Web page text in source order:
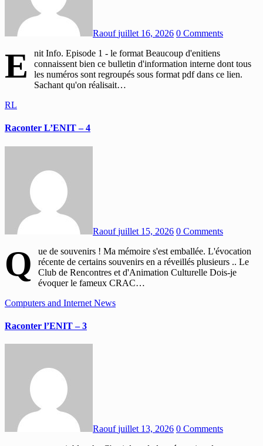
Raoufjuillet 16, 2026 0 Comments
E
nit Info. Episode 1 - le format Beaucoup d'enitiens
connaissent bien ce bulletin d'information interne dont tous
les numéros sont regroupés sous format pdf dans ce lien.
Sachant qu'on réalisait…
RL
Raconter L’ENIT – 4
Raoufjuillet 15, 2026 0 Comments
Q
ue de souvenirs ! Ma mémoire s'est emballée. L'évocation
récente de certains souvenirs en a réveillés plusieurs .. Le
Club de Rencontres et d'Animation Culturelle Dois-je
évoquer le fameux CRAC…
Computers and Internet News
Raconter l’ENIT – 3
Raoufjuillet 13, 2026 0 Comments